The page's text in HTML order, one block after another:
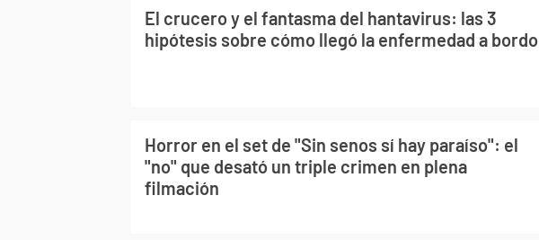
El crucero y el fantasma del hantavirus: las 3
hipótesis sobre cómo llegó la enfermedad a bordo
Horror en el set de "Sin senos sí hay paraíso": el
"no" que desató un triple crimen en plena
filmación